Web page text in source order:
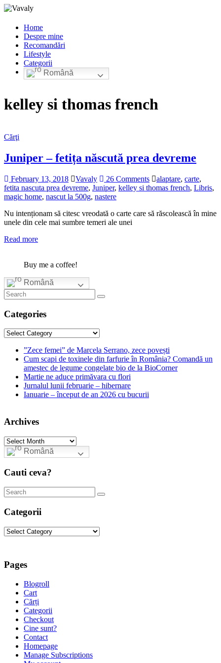
Home
Despre mine
Recomandări
Lifestyle
Categorii
Română
kelley si thomas french
Cărţi
Juniper – fetița născută prea devreme
February 13, 2018 Vavaly 26 Comments alaptare, carte,
fetita nascuta prea devreme, Juniper, kelley si thomas french, Libris,
magic home, nascut la 500g, nastere
Nu intenționam să citesc vreodată o carte care să răscolească în mine
unele din cele mai sumbre temeri ale unei
Read more
Buy me a coffee!
Română
Categories
Categories
”Zece femei” de Marcela Serrano, zece povești
Cum scapi de toxinele din farfurie în România? Comandă un
amestec de legume congelate bio de la BioCorner
Martie ne aduce primăvara cu flori
Jurnalul lunii februarie – hibernare
Ianuarie – început de an 2026 cu bucurii
Archives
Archives
Română
Cauti ceva?
Categorii
Categorii
Pages
Blogroll
Cart
Cărți
Categorii
Checkout
Cine sunt?
Contact
Homepage
Manage Subscriptions